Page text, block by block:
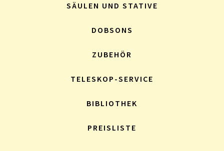
SÄULEN UND STATIVE
DOBSONS
ZUBEHÖR
TELESKOP-SERVICE
BIBLIOTHEK
PREISLISTE